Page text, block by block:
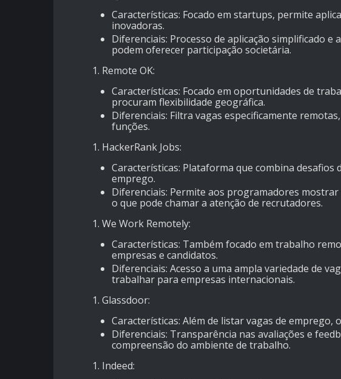
Características: Focado em startups, permite
inovadoras.
Diferenciais: Processo de aplicação simplificado
podem oferecer participação societária.
Remote OK:
Características: Focado em oportunidades de
procuram flexibilidade geográfica.
Diferenciais: Filtra vagas especificamente
funções.
HackerRank Jobs:
Características: Plataforma que combina
emprego.
Diferenciais: Permite aos programadores
o que pode chamar a atenção de recrutadores.
We Work Remotely:
Características: Também focado em trabalho
empresas e candidatos.
Diferenciais: Acesso a uma ampla variedade de
trabalhar para empresas internacionais.
Glassdoor:
Características: Além de listar vagas de emprego,
Diferenciais: Transparência nas avaliações e
compreensão do ambiente de trabalho.
Indeed: